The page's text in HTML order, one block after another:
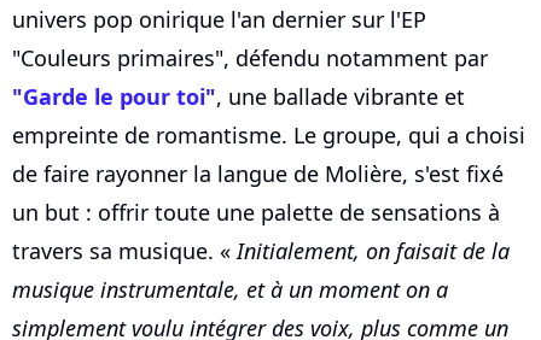
univers pop onirique l'an dernier sur l'EP
"Couleurs primaires", défendu notamment par
"Garde le pour toi", une ballade vibrante et
empreinte de romantisme. Le groupe, qui a choisi
de faire rayonner la langue de Molière, s'est fixé
un but : offrir toute une palette de sensations à
travers sa musique. «Initialement, on faisait de la
musique instrumentale, et à un moment on a
simplement voulu intégrer des voix, plus comme un